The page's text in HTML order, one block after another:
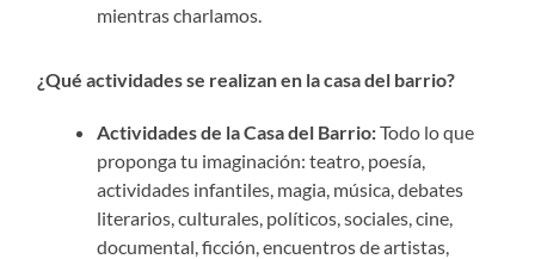
mientras charlamos.
¿Qué actividades se realizan en la casa del barrio?
Actividades de la Casa del Barrio:Todo lo que
proponga tu imaginación: teatro, poesía,
actividades infantiles, magia, música, debates
literarios, culturales, políticos, sociales, cine,
documental, ficción, encuentros de artistas,